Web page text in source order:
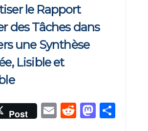
le Rapport
des Tâches dans
une Synthèse
Lisible et
Post
E
R
M